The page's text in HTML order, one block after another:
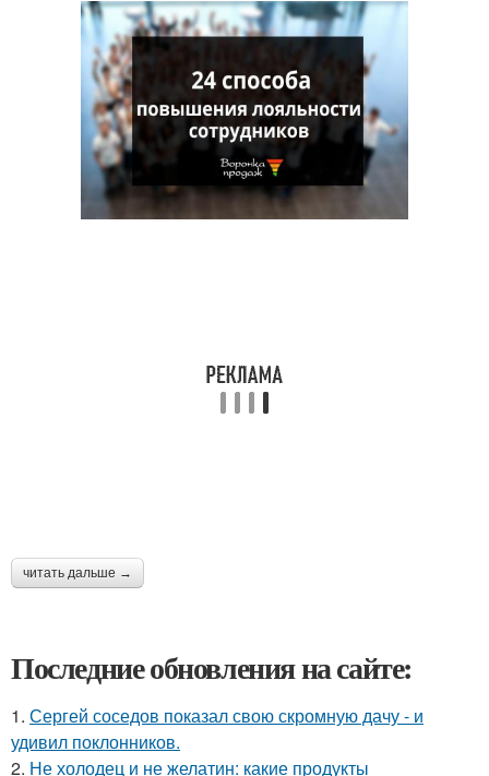
читать дальше →
Последние обновления на сайте:
1. Сергей соседов показал свою скромную дачу - и
удивил поклонников.
2. Не холодец и не желатин: какие продукты